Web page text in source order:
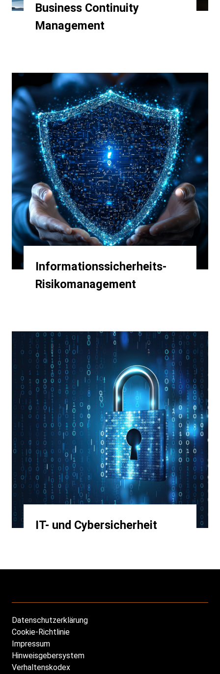
Business Continuity
Management
Informationssicherheits-
Risikomanagement
IT- und Cybersicherheit
Footer
DE
Datenschutzerklärung
Cookie-Richtlinie
Impressum
Hinweisgebersystem
Verhaltenskodex